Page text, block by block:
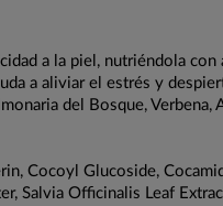
a la piel, nutriéndola
a aliviar el estrés y
del Bosque,
Cocoyl Glucoside,
Salvia Officinalis Leaf